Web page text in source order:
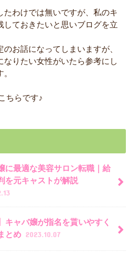
たわけでは無いですが、私のキ
しておきたいと思いブログを立
お話になってしまいますが、
なりたい女性がいたら参考にし
ちらです♪
に最適な美容サロン転職｜給
を元キャストが解説
キャバ嬢が指名を貰いやすく
とめ 2023.10.07